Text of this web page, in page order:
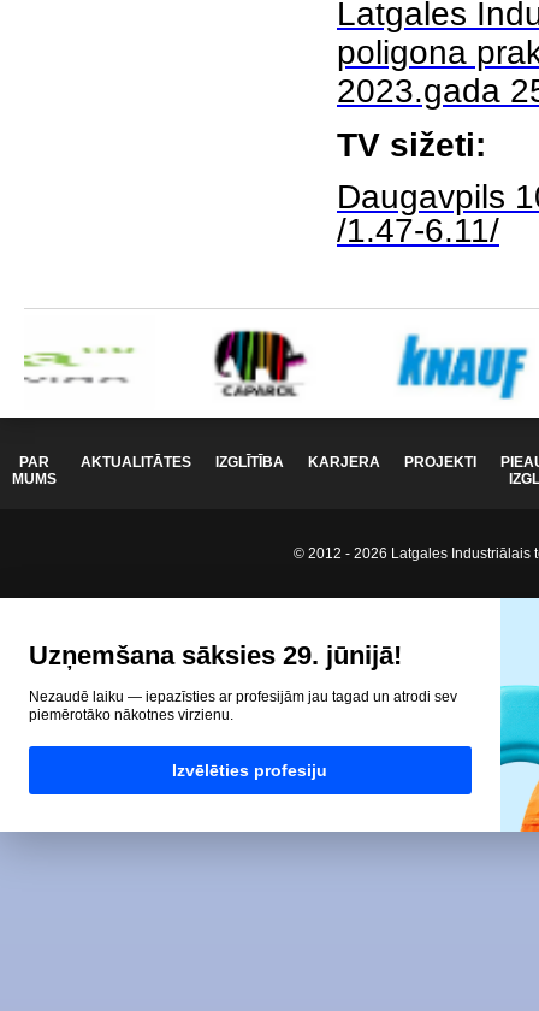
Latgales
poligona
2023.gada
TV sižeti:
Daugavpils
/1.47-6.11/
PAR
MUMS
AKTUALITĀTES IZGLĪTĪBA KARJERA PROJEKTI
© 2012 - 2026 Latgales Industriālais
Uzņemšana sāksies 29. jūnijā!
Nezaudē laiku — iepazīsties ar profesijām jau tagad un atrodi sev
piemērotāko nākotnes virzienu.
Izvēlēties profesiju